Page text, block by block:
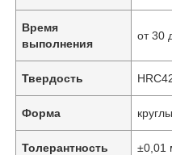
Время
выполнения
от 30
Твердость
Форма
Толерантность ±0,01